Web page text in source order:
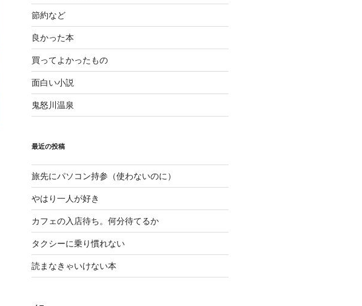
節約など
良かった本
買ってよかったもの
面白い小説
鬼怒川温泉
最近の投稿
旅先にパソコン持参（使わないのに）
やはり一人が好き
カフェの入店待ち。何分待てるか
タクシーに乗り慣れない
読まなきゃいけない本